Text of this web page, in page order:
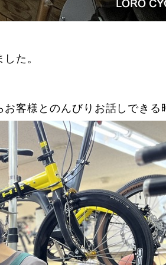
た。
客様とのんびりお話しできる